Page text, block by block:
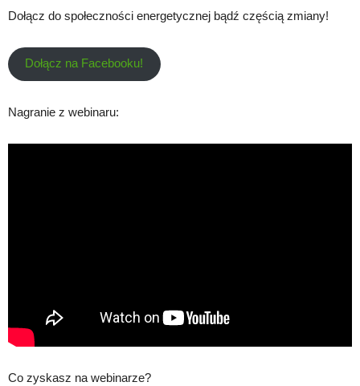
Dołącz do społeczności energetycznej bądź częścią zmiany!
Dołącz na Facebooku!
Nagranie z webinaru:
Co zyskasz na webinarze?